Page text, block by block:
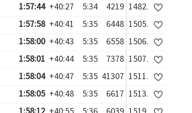
1:57:44 +40:27 5:34 4219 1482.
1:57:58 +40:41 5:35 6448 1505.
1:58:00 +40:43 5:35 6558 1506.
1:58:01 +40:44 5:35 7378 1507.
1:58:04 +40:47 5:35 41307 1511.
1:58:05 +40:48 5:35 6617 1513.